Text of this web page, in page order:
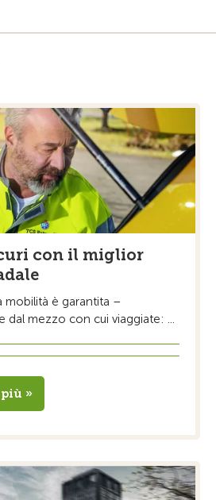
con il miglior
mobilità è garantita –
dal mezzo con cui viaggiate: ...
»